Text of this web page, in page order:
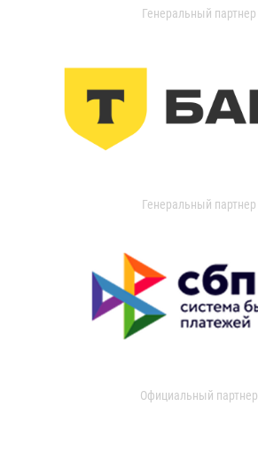
Генеральный партнер
Генеральный партнер
Официальный партнер